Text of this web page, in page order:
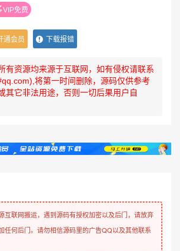
VIP免费
通会员 下载报错
有资源均来源于互联网，如有侵权请联系
将第一时间删除，源码仅供参考
其它非法用途，否则一切后果用户自
互联网搬运，遇到源码有授权加密以及后门，请放弃
任何后门。请勿相信源码里的广告QQ以及其他联系